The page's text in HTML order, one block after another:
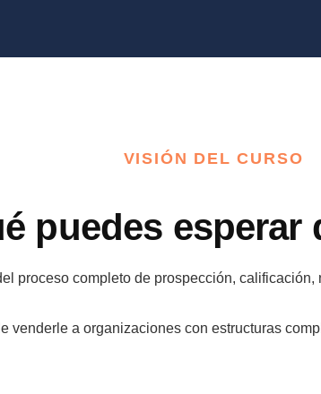
VISIÓN DEL CURSO
puedes esperar
proceso completo de prospección,
venderle a organizaciones con estructuras